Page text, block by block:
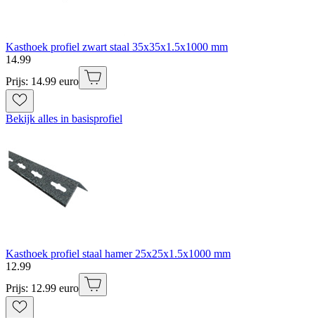
Kasthoek profiel zwart staal 35x35x1.5x1000 mm
14.99
Prijs: 14.99 euro
Bekijk alles in basisprofiel
Kasthoek profiel staal hamer 25x25x1.5x1000 mm
12.99
Prijs: 12.99 euro